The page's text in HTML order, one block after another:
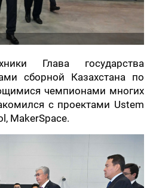
Глава государства
сборной Казахстана по
чемпионами многих
с проектами Ustem
MakerSpace.